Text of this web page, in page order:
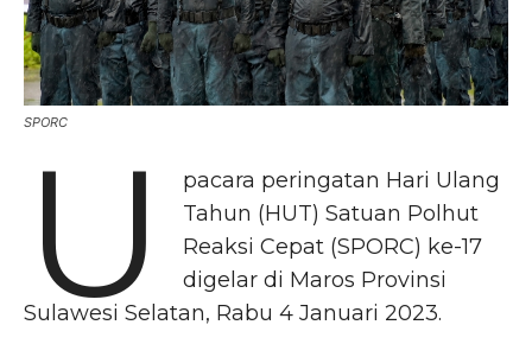
SPORC
U
pacara peringatan Hari Ulang
Tahun (HUT) Satuan Polhut
Reaksi Cepat (SPORC) ke-17
digelar di Maros Provinsi
Sulawesi Selatan, Rabu 4 Januari 2023.